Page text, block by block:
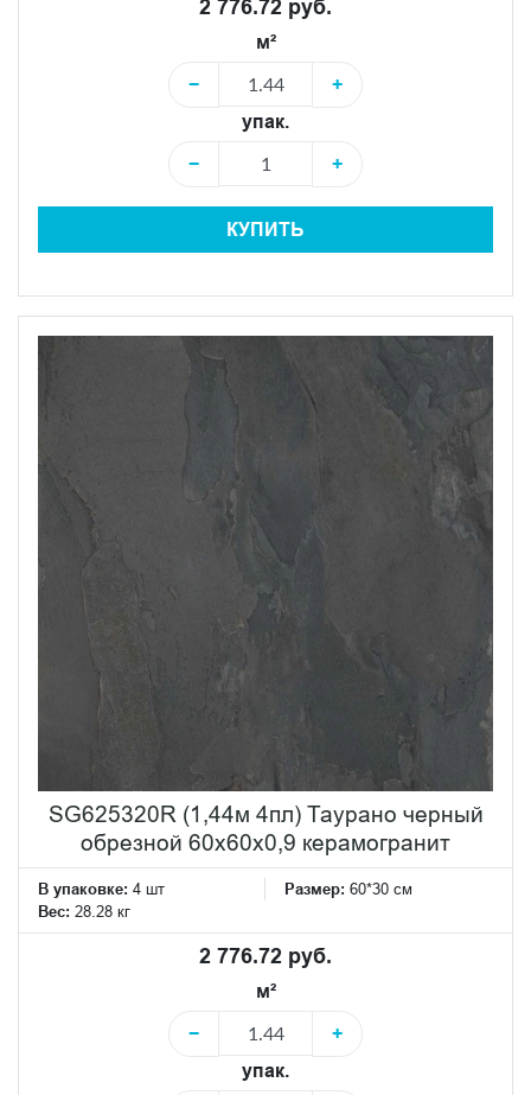
2 776.72 руб.
м²
−
+
упак.
−
+
КУПИТЬ
SG625320R (1,44м 4пл) Таурано черный
обрезной 60x60x0,9 керамогранит
В упаковке: 4 шт Размер: 60*30 см
Вес: 28.28 кг
2 776.72 руб.
м²
−
+
упак.